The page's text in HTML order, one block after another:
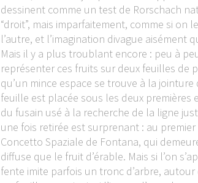
dessinent comme un test de Rorschach
“droit”, mais imparfaitement, comme si on
l’autre, et l’imagination divague
Mais il y a plus troublant encore : peu à
représenter ces fruits sur deux feuilles de
qu’un mince espace se trouve à la
feuille est placée sous les deux premières
du fusain usé à la recherche de la ligne
une fois retirée est surprenant : au
Concetto Spaziale de Fontana, qui
diffuse que le fruit d’érable. Mais si l’on
fente imite parfois un tronc d’arbre,